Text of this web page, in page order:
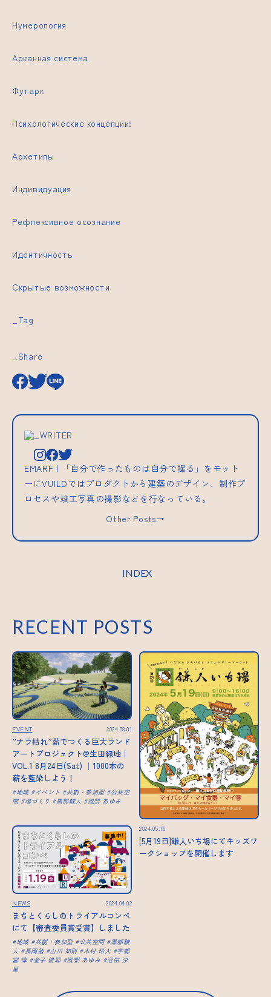
Нумерология
Арканная система
Футарк
Психологические концепции:
Архетипы
Индивидуация
Рефлексивное осознание
Идентичность
Скрытые возможности
_Tag
_Share
_WRITER
EMARF | 「自分で作ったものは自分で撮る」をモット
ーにVUILDではプロダクトから建築のデザイン、制作プ
ロセスや竣工写真の撮影などを行なっている。
Other Posts→
INDEX
RECENT POSTS
EVENT 2024.08.01
”ナラ枯れ”薪でつくる巨大ランド
アートプロジェクト@生田緑地｜
VOL.1 8月24日(Sat) ｜1000本の
薪を藍染しよう！
地域 イベント 共創・参加型
公共空
間
場づくり 黒部駿人 風祭 あゆみ
2024.05.16
[5月19日]鎌人いち場にてキッズワ
ークショップを開催します
NEWS 2024.04.02
まちとくらしのトライアルコンペ
にて【審査委員賞受賞】しました
地域 共創・参加型 公共空間
黒部駿
人
長岡勉 山川 知則 木村 玲大
宇都
宮 惇
金子 俊耶 風祭 あゆみ
沼田 汐
里